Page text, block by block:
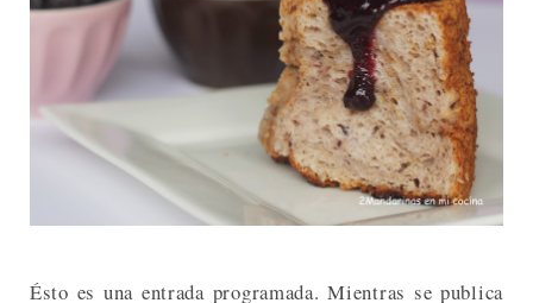
Ésto es una entrada programada. Mientras se publica